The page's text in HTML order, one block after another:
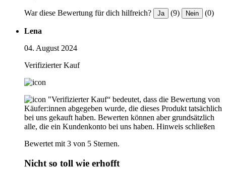
War diese Bewertung für dich hilfreich? Ja (9) Nein (0)
Lena
04. August 2024
Verifizierter Kauf
"Verifizierter Kauf“ bedeutet, dass die Bewertung von
Käufer:innen abgegeben wurde, die dieses Produkt tatsächlich
bei uns gekauft haben. Bewerten können aber grundsätzlich
alle, die ein Kundenkonto bei uns haben. Hinweis schließen
Bewertet mit 3 von 5 Sternen.
Nicht so toll wie erhofft